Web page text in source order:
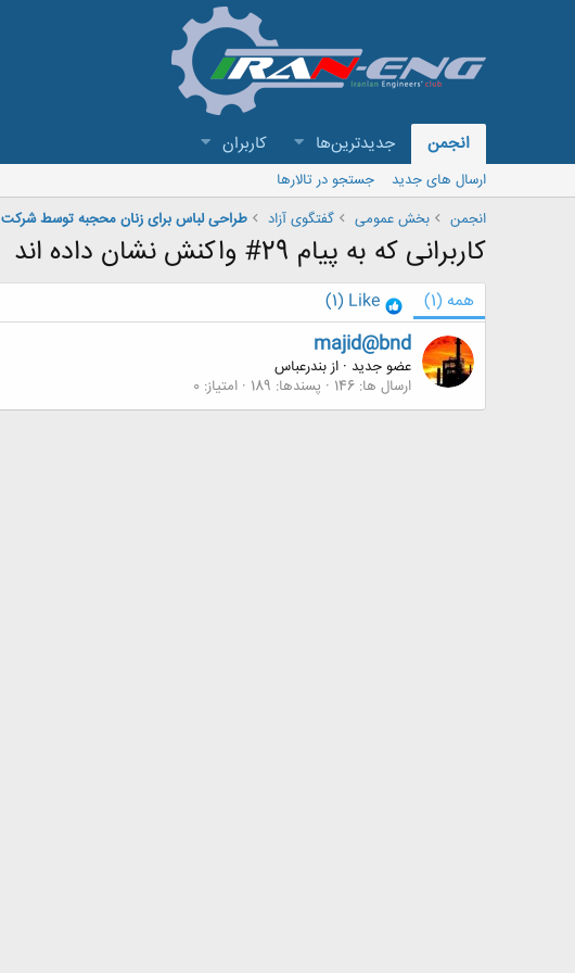
انجمن جدیدترین‌ها کاربران
ارسال های جدید
جستجو در تالارها
انجمن
بخش عمومی گفتگوی آزاد طراحی لباس برای زنان محجبه توسط شرکت D&G!+عکس
کاربرانی که به پیام 29# واکنش نشان داده اند
همه (1)
Like
(1)
majid@bnd
عضو جدید · ازبندرعباس
ارسال ها 146 پسندها 189 امتیاز 0